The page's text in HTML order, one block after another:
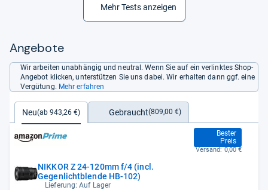
Mehr Tests anzeigen
Angebote
Wir arbeiten unabhängig und neutral. Wenn Sie auf ein verlinktes Shop-
Angebot klicken, unterstützen Sie uns dabei. Wir erhalten dann ggf. eine
Vergütung. Mehr erfahren
Neu(ab 943,26 €) Gebraucht(809,00 €)
NIKKOR Z 24-120mm f/4 (incl.
Gegenlichtblende HB-102)
Lieferung: Auf Lager
Bester
Preis
943,26 €
Versand: 0,00 €